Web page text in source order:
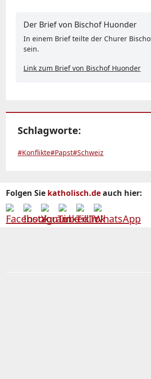
Der Brief von Bischof Huonder
In einem Brief teilte der Churer
sein.
Link zum Brief von Bischof Huonder
Schlagworte:
#Konflikte#Papst#Schweiz
Folgen Sie katholisch.deauch hier: